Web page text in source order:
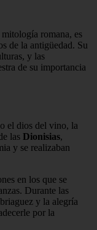
mitología romana, es
de la antigüedad. Su
y las
de su importancia
el dios del vino, la
las Dionisias,
y se realizaban
en los que se
Durante las
y la alegría
por la